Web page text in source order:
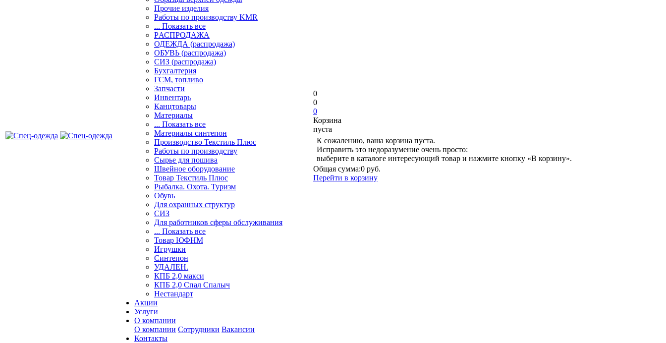
Прочие изделия
Работы по производству KMR
... Показать все
PАСПРОДАЖА
ОДЕЖДА (распродажа)
ОБУВЬ (распродажа)
СИЗ (распродажа)
Бухгалтерия
ГСМ, топливо
Запчасти
Инвентарь
Канцтовары
Материалы
... Показать все
Материалы синтепон
Производство Текстиль Плюс
Работы по производству
Сырье для пошива
Швейное оборудование
Товар Текстиль Плюс
Рыбалка. Охота. Туризм
Обувь
Для охранных структур
СИЗ
Для работников сферы обслуживания
... Показать все
Товар ЮФНМ
Игрушки
Синтепон
УДАЛЕН.
КПБ 2,0 макси
КПБ 2,0 Спал Спалыч
Нестандарт
Акции
Услуги
О компании
О компании Сотрудники Вакансии
Контакты
0
0
0
Корзина
пуста
К сожалению, ваша корзина пуста.
Исправить это недоразумение очень просто:
выберите в каталоге интересующий товар и нажмите кнопку «В корзину».
Общая сумма:0 руб.
Перейти в корзину